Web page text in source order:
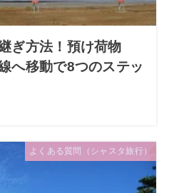
ぎ方法！預け荷物
へ移動で8つのステッ
よくある質問（シャスタ旅行）